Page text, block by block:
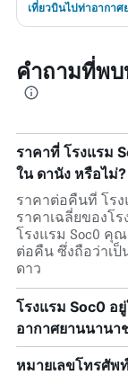
เที่ยวบินไปท่าอากา
คำถามที่พบ
ราคาที่ โรงแรม
ใน ดานัง หรือไม่?
ราคาต่อคืนที่ โรง
ราคาเฉลี่ยของโ
โรงแรม Soc0 คุ
ต่อคืน ซึ่งถือว่าเป็
ดาว
โรงแรม Soc0 อ
อากาศยานนานา
หมายเลขโทรศัพ